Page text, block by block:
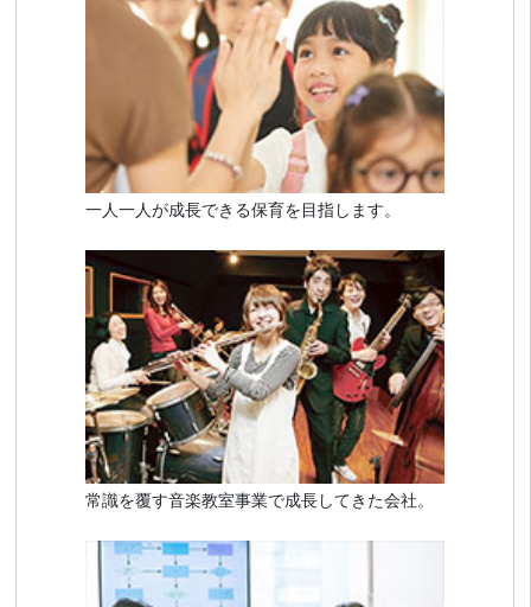
一人一人が成長できる保育を目指します。
常識を覆す音楽教室事業で成長してきた会社。